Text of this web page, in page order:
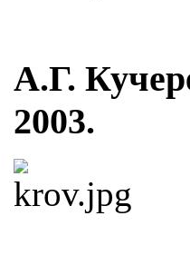
А.Г.
2003.